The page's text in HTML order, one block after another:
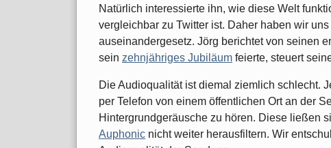
Natürlich interessierte ihn, wie diese Welt
vergleichbar zu Twitter ist. Daher haben wir
auseinandergesetz. Jörg berichtet von seinen
sein zehnjähriges Jubiläum feierte, steuert
Die Audioqualität ist diemal ziemlich schlecht.
per Telefon von einem öffentlichen Ort an der
Hintergrundgeräusche zu hören. Diese ließen
Auphonic nicht weiter herausfiltern. Wir